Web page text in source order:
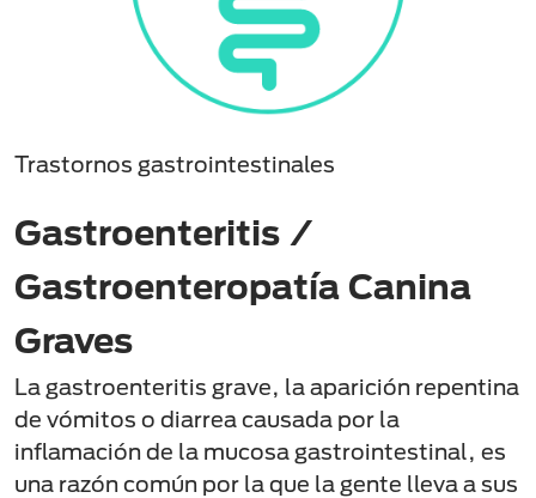
Trastornos gastrointestinales
Gastroenteritis /
Gastroenteropatía Canina
Graves
La gastroenteritis grave, la aparición repentina
de vómitos o diarrea causada por la
inflamación de la mucosa gastrointestinal, es
una razón común por la que la gente lleva a sus